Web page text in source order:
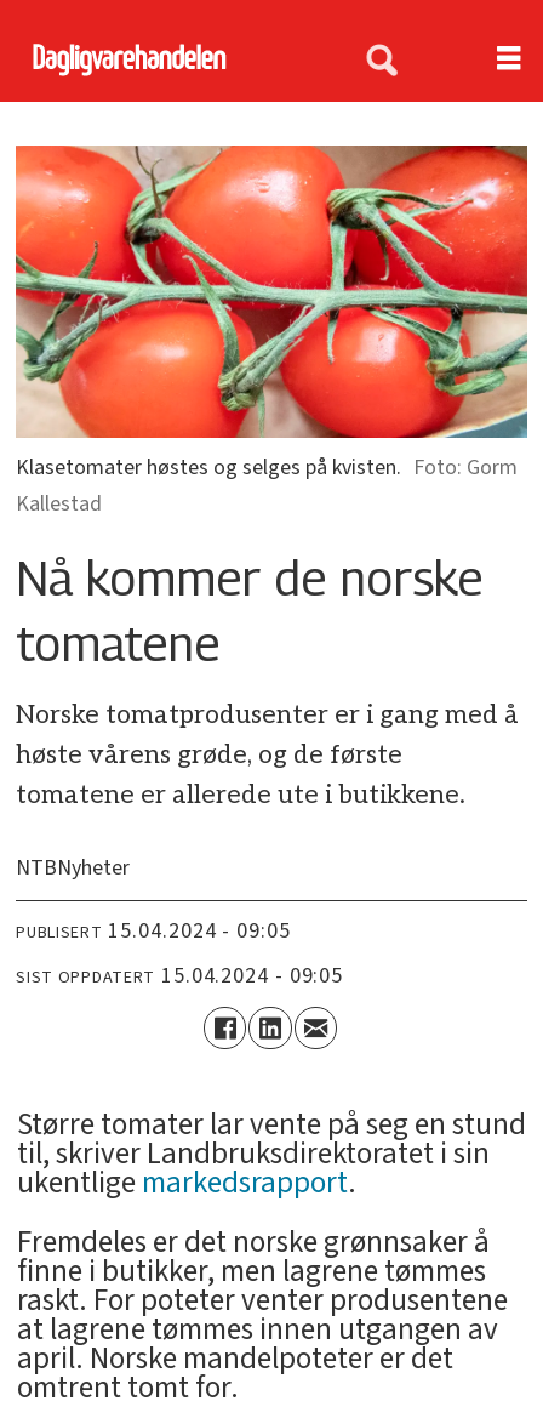
Klasetomater høstes og selges på kvisten.
Gorm
Kallestad
Nå kommer de norske
tomatene
Norske tomatprodusenter er i gang med å
høste vårens grøde, og de første
tomatene er allerede ute i butikkene.
NTBNyheter
PUBLISERT 15.04.2024 - 09:05
SIST OPPDATERT 15.04.2024 - 09:05
Større tomater lar vente på seg en stund
til, skriver Landbruksdirektoratet i sin
ukentlige markedsrapport.
Fremdeles er det norske grønnsaker å
finne i butikker, men lagrene tømmes
raskt. For poteter venter produsentene
at lagrene tømmes innen utgangen av
april. Norske mandelpoteter er det
omtrent tomt for.